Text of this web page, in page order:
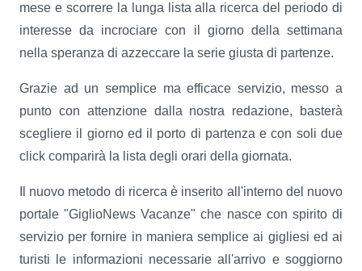
mese e scorrere la lunga lista alla ricerca del periodo di
interesse da incrociare con il giorno della settimana
nella speranza di azzeccare la serie giusta di partenze.
Grazie ad un semplice ma efficace servizio, messo a
punto con attenzione dalla nostra redazione, basterà
scegliere il giorno ed il porto di partenza e con soli due
click comparirà la lista degli orari della giornata.
Il nuovo metodo di ricerca è inserito all'interno del nuovo
portale "GiglioNews Vacanze" che nasce con spirito di
servizio per fornire in maniera semplice ai gigliesi ed ai
turisti le informazioni necessarie all'arrivo e soggiorno